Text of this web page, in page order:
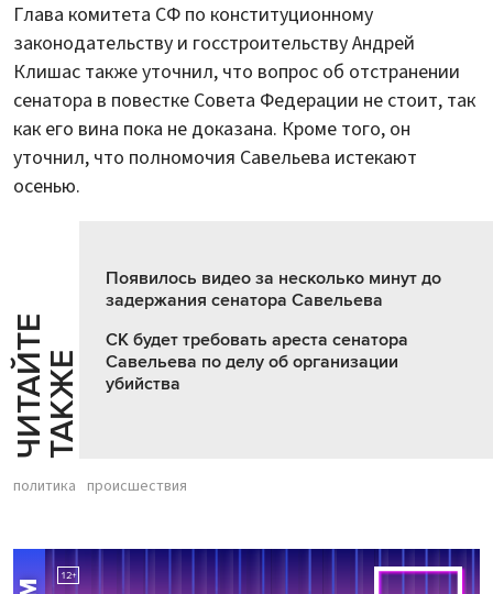
Глава комитета СФ по конституционному
законодательству и госстроительству Андрей
Клишас также уточнил, что вопрос об отстранении
сенатора в повестке Совета Федерации не стоит, так
как его вина пока не доказана. Кроме того, он
уточнил, что полномочия Савельева истекают
осенью.
Ч
И
Т
АЙ
Т
Е
Т
А
К
ЖЕ
Появилось видео за несколько минут до
задержания сенатора Савельева
СК будет требовать ареста сенатора
Савельева по делу об организации
убийства
политика происшествия